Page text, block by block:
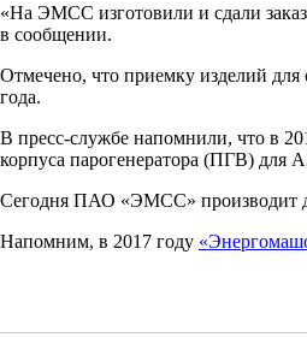
«На ЭМСС изготовили и сдали
в сообщении.
Отмечено, что приемку изделий
года.
В пресс-службе напомнили, что в
корпуса парогенератора (ПГВ) для
Сегодня ПАО «ЭМСС» производит
Напомним, в 2017 году